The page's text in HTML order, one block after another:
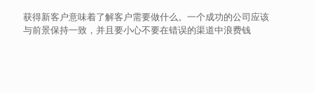
获得新客户意味着了解客户需要做什么。一个成功的公司应该
与前景保持一致，并且要小心不要在错误的渠道中浪费钱